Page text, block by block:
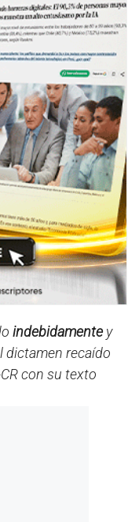
indebidamentey
dictamen recaído
con su texto